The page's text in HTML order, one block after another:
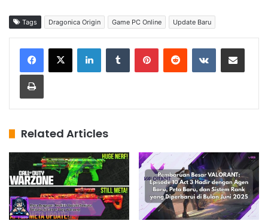
Tags Dragonica Origin Game PC Online Update Baru
Related Articles